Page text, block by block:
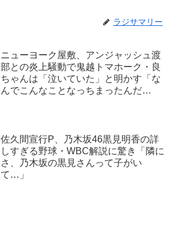
ラジサマリー
ニューヨーク屋敷、アンジャッシュ渡
部との炎上騒動で鬼越トマホーク・良
ちゃんは「泣いていた」と明かす「な
んでこんなことなっちまったんだ
佐久間宣行P、乃木坂46黒見明香の詳
しすぎる野球・WBC解説に驚き「隣に
さ、乃木坂の黒見さんって子がい
て…」